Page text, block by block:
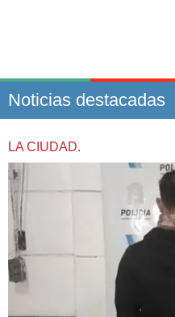
Noticias destacadas
LA CIUDAD.